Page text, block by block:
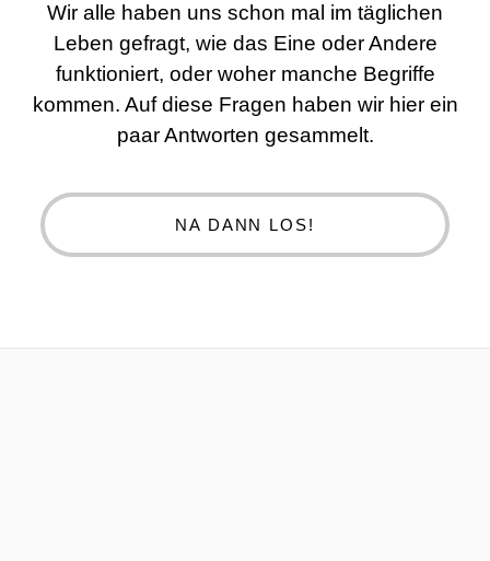
Wir alle haben uns schon mal im täglichen
Leben gefragt, wie das Eine oder Andere
funktioniert, oder woher manche Begriffe
kommen. Auf diese Fragen haben wir hier ein
paar Antworten gesammelt.
NA DANN LOS!